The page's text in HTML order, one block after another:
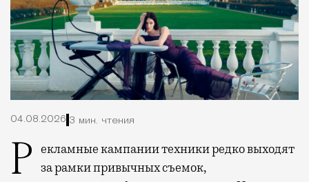
04.08.2026 3 мин. чтения
Рекламные кампании техники редко выходят
за рамки привычных съемок,